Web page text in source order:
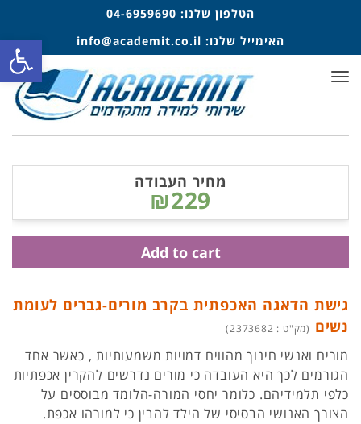
הטלפון שלנו: 04-6959690
האימייל שלנו: info@academit.co.il
תפריט
גישת הדאגה האכפתית בקרב מורים-גברים לעומת
נשים (מק"ט : 2373682)
מורים ואנשי חינוך מהווים דמויות משמעותיות , כאשר אחד
הגורמים לכך היא העובדה כי מורים נדרשים להקרין אכפתיות
כלפי תלמידיהם. כלומר יחסי המורה-הלומד מבוססים על
הצורך האנושי הבסיסי של הילד להבין כי למורהו אכפת.
מחיר העבודה
₪229
Add to cart
פתח